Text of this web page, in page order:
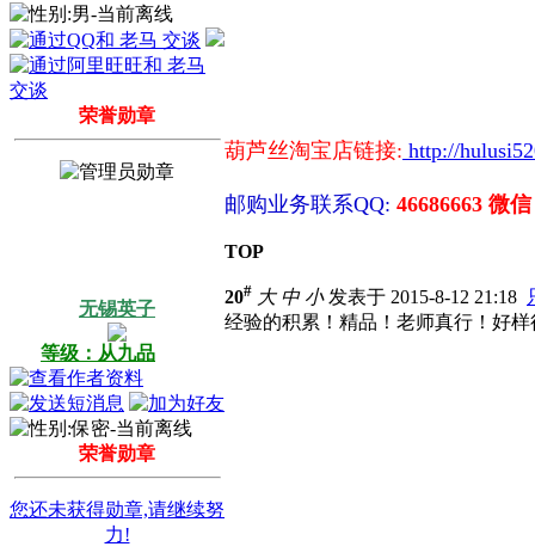
荣誉勋章
葫芦丝淘宝店链接: http://
邮购业务联系QQ: 46686663 微
TOP
无锡英子
等级：从九品
荣誉勋章
您还未获得勋章,请继续努
力!
20# 大 中 小发表于 2015-8-12 21:18
经验的积累！精品！老师真行！好样